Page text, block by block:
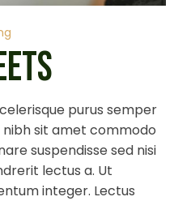
purus semper
nibh sit amet commodo
suspendisse sed nisi
lectus a. Ut
integer. Lectus